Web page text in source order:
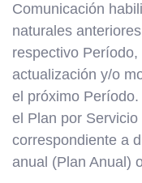
Comunicación
naturales
respectivo
actualización y/o
el próximo
el Plan por
correspondiente a
anual (Plan Anual)